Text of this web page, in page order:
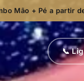
Mão + Pé a partir
📞